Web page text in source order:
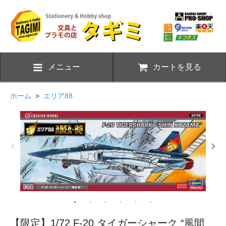
メニュー カートを見る
ホーム > エリア88
【限定】1/72 F-20 タイガーシャーク “風間